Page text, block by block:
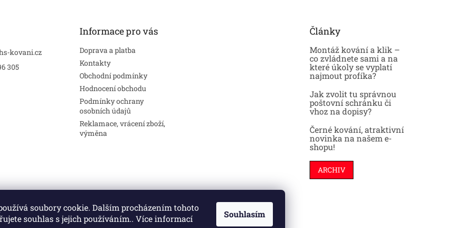
soubory cookie. Dalším procházením tohoto
souhlas s jejich používáním.. Více informací
Souhlasím
kovani.cz
305
Informace pro vás
Doprava a platba
Kontakty
Obchodní podmínky
Hodnocení obchodu
Podmínky ochrany
osobních údajů
Reklamace, vrácení zboží,
výměna
Články
Montáž kování a klik –
co zvládnete sami a na
které úkoly se vyplatí
najmout profíka?
Jak zvolit tu správnou
poštovní schránku či
vhoz na dopisy?
Černé kování, atraktivní
novinka na našem e-
shopu!
ARCHIV
Stavební pouzdra Interiéry Dveře